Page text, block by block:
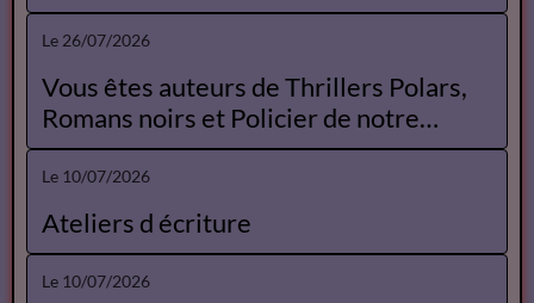
Le 26/07/2026
Vous êtes auteurs de Thrillers Polars,
Romans noirs et Policier de notre
Catalogue
Le 10/07/2026
Ateliers d écriture
Le 10/07/2026